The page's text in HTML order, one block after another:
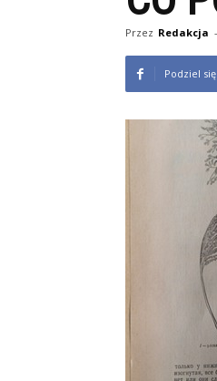
Przez Redakcja -
Podziel